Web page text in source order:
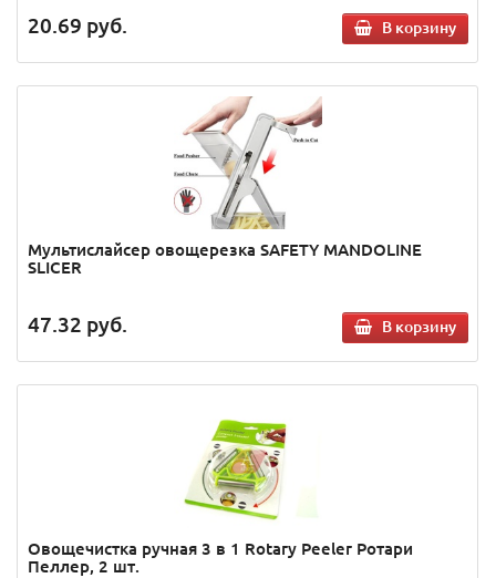
20.69 руб. В корзину
Мультислайсер овощерезка SAFETY MANDOLINE
SLICER
47.32 руб. В корзину
Овощечистка ручная 3 в 1 Rotary Peeler Ротари
Пеллер, 2 шт.